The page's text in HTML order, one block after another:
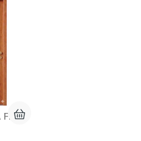
PORTA SEMI OCA FRISADA COD PPF 104